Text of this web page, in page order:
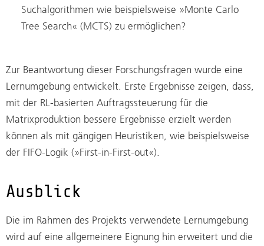
Suchalgorithmen wie beispielsweise »Monte Carlo
Tree Search« (MCTS) zu ermöglichen?
Zur Beantwortung dieser Forschungsfragen wurde eine
Lernumgebung entwickelt. Erste Ergebnisse zeigen, dass,
mit der RL-basierten Auftragssteuerung für die
Matrixproduktion bessere Ergebnisse erzielt werden
können als mit gängigen Heuristiken, wie beispielsweise
der FIFO-Logik (»First-in-First-out«).
Ausblick
Die im Rahmen des Projekts verwendete Lernumgebung
wird auf eine allgemeinere Eignung hin erweitert und die